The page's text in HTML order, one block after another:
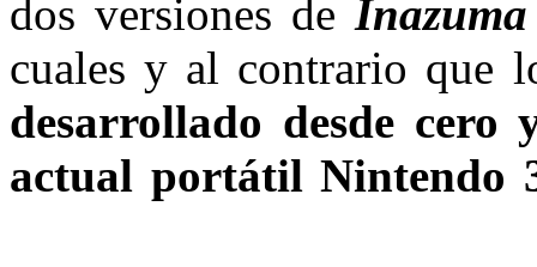
dos versiones de
cuales y al contrario que
desarrollado desde cero
actual portátil Nintendo